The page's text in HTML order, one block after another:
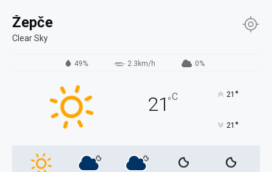
Žepče
Clear Sky
49% 2.3km/h 0%
21°C 21 °
21 °